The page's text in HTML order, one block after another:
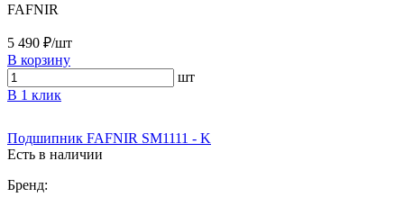
FAFNIR
5 490 ₽/шт
В корзину
шт
В 1 клик
Подшипник FAFNIR SM1111 - K
Есть в наличии
Бренд: